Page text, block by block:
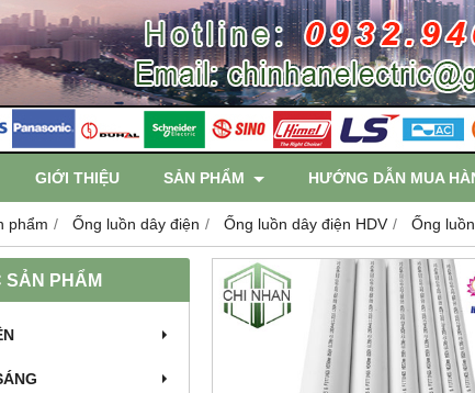
GIỚI THIỆU SẢN PHẨM HƯỚNG DẪN MUA
phẩm Ống luồn dây điện Ống luồn dây điện HDV Ống
SẢN PHẨM